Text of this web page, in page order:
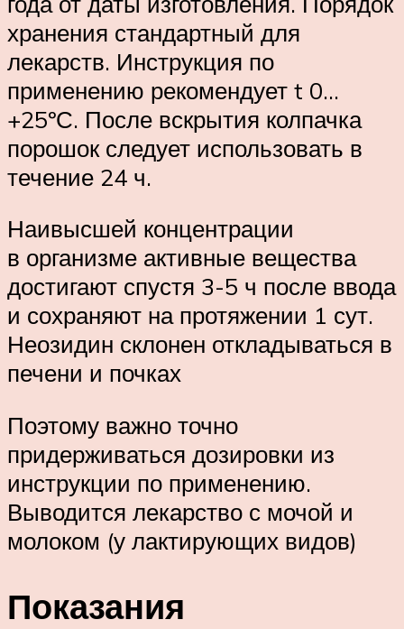
хранения стандартный для
лекарств. Инструкция по
применению рекомендует t 0…
+25ºС. После вскрытия колпачка
порошок следует использовать в
течение 24 ч.
Наивысшей концентрации
в организме активные вещества
достигают спустя 3-5 ч после ввода
и сохраняют на протяжении 1 сут.
Неозидин склонен откладываться в
печени и почках
Поэтому важно точно
придерживаться дозировки из
инструкции по применению.
Выводится лекарство с мочой и
молоком (у лактирующих видов)
Показания